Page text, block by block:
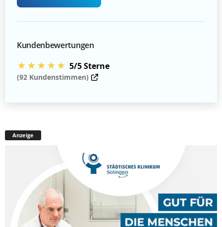
Kundenbewertungen
★★★★★ 5/5 Sterne
(92 Kundenstimmen)
Anzeige